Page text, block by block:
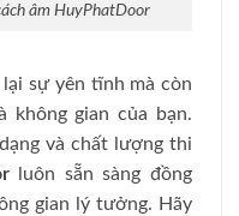
âm HuyPhatDoor
sự yên tĩnh mà còn
không gian của bạn.
và chất lượng thi
luôn sẵn sàng đồng
gian lý tưởng. Hãy